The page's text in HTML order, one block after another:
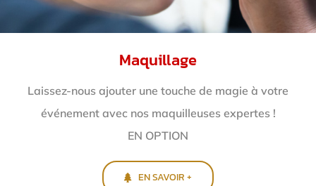
Maquillage
Laissez-nous ajouter une touche de magie à votre
événement avec nos maquilleuses expertes !
EN OPTION
EN SAVOIR +